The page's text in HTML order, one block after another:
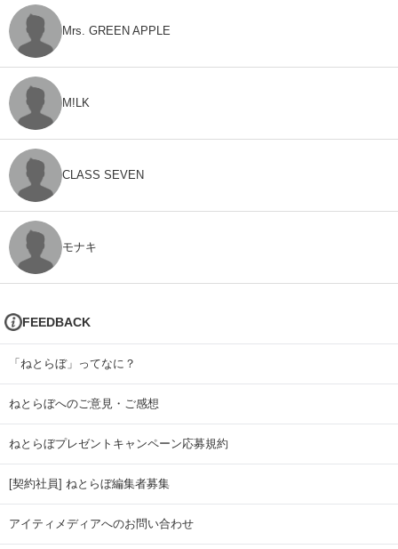
Mrs. GREEN APPLE
M!LK
CLASS SEVEN
モナキ
FEEDBACK
「ねとらぼ」ってなに？
ねとらぼへのご意見・ご感想
ねとらぼプレゼントキャンペーン応募規約
[契約社員] ねとらぼ編集者募集
アイティメディアへのお問い合わせ